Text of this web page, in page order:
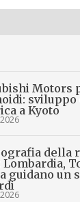
Motors
sviluppo
a Kyoto
della
Lombardia,
guidano un